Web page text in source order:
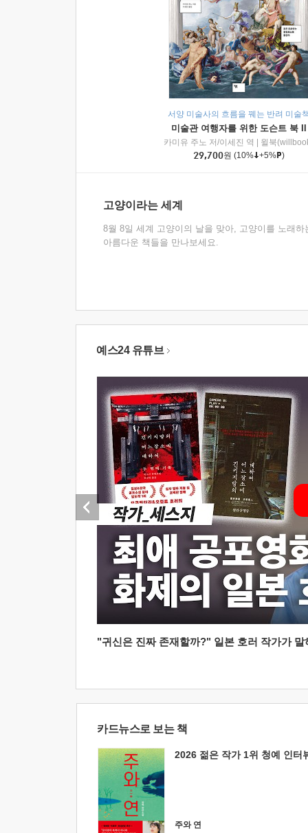
서양 미술사의 흐름을 꿰는 반려 미술
미술관 여행자를 위한 도슨트 북 II
카미유 주노 저/이세진 역
윌북
29,700원 (10% +5% )
고양이라는 세계
8월 8일 세계 고양이의 날을 맞아, 고양이를 노래하
아름다운 책들을 만나보세요.
예스24 유튜브
"귀신은 진짜 존재할까?" 일본 호러 작가가
카드뉴스로 보는 책
2026 젊은 작가 1위 청예 인터
주와 연